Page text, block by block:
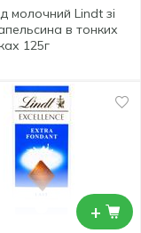
молочний Lindt зі
в тонких
125г
+